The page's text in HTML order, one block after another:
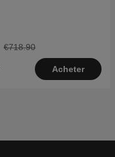
€718.90
Acheter